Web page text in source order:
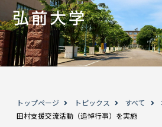
トップページ トピックス すべて
田村支援交流活動（追悼行事）を実施